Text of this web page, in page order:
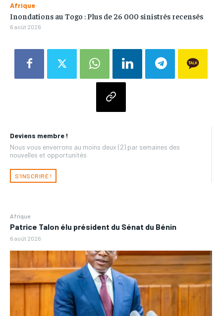
Deviens membre !
Nous vous enverrons au moins deux (2) par semaines des
nouvelles et opportunités
S'INSCRIRE !
Afrique
Patrice Talon élu président du Sénat du Bénin
6 août 2026
Afrique
Inondations au Togo : Plus de 26 000 sinistrés recensés
6 août 2026